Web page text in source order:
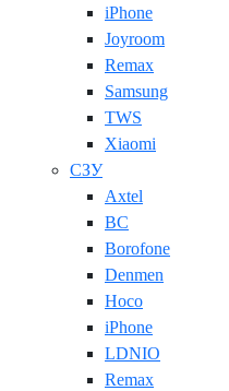
iPhone
Joyroom
Remax
Samsung
TWS
Xiaomi
СЗУ
Axtel
BC
Borofone
Denmen
Hoco
iPhone
LDNIO
Remax